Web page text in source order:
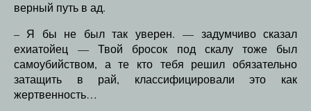
верный путь в ад.
– Я бы не был так уверен. — задумчиво сказал
ехиатойец — Твой бросок под скалу тоже был
самоубийством, а те кто тебя решил обязательно
затащить в рай, классифицировали это как
жертвенность…